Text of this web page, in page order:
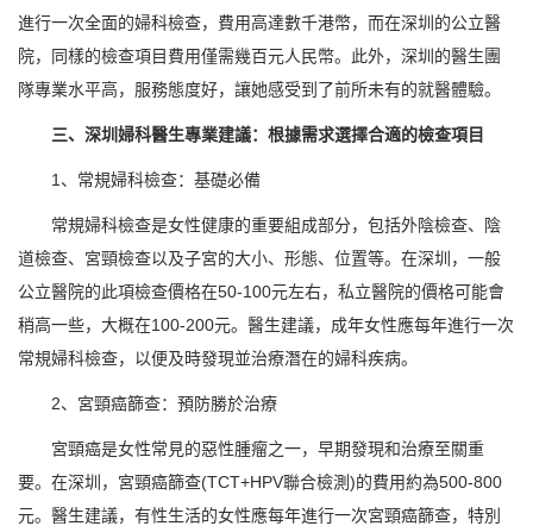
進行一次全面的婦科檢查，費用高達數千港幣，而在深圳的公立醫
院，同樣的檢查項目費用僅需幾百元人民幣。此外，深圳的醫生團
隊專業水平高，服務態度好，讓她感受到了前所未有的就醫體驗。
三、深圳婦科醫生專業建議：根據需求選擇合適的檢查項目
1、常規婦科檢查：基礎必備
常規婦科檢查是女性健康的重要組成部分，包括外陰檢查、陰
道檢查、宮頸檢查以及子宮的大小、形態、位置等。在深圳，一般
公立醫院的此項檢查價格在50-100元左右，私立醫院的價格可能會
稍高一些，大概在100-200元。醫生建議，成年女性應每年進行一次
常規婦科檢查，以便及時發現並治療潛在的婦科疾病。
2、宮頸癌篩查：預防勝於治療
宮頸癌是女性常見的惡性腫瘤之一，早期發現和治療至關重
要。在深圳，宮頸癌篩查(TCT+HPV聯合檢測)的費用約為500-800
元。醫生建議，有性生活的女性應每年進行一次宮頸癌篩查，特別